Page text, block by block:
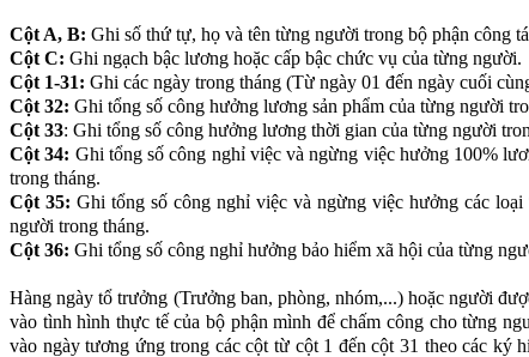
Cột A, B: Ghi số thứ tự, họ và tên từng người trong bộ phận công
Cột C: Ghi ngạch bậc lương hoặc cấp bậc chức vụ của từng người.
Cột 1-31: Ghi các ngày trong tháng (Từ ngày 01 đến ngày cuối
Cột 32: Ghi tổng số công hưởng lương sản phẩm của từng người
Cột 33: Ghi tổng số công hưởng lương thời gian của từng người
Cột 34: Ghi tổng số công nghỉ việc và ngừng việc hưởng 100%
trong tháng.
Cột 35: Ghi tổng số công nghỉ việc và ngừng việc hưởng các
người trong tháng.
Cột 36: Ghi tổng số công nghỉ hưởng bảo hiểm xã hội của từng
Hàng ngày tổ trưởng (Trưởng ban, phòng, nhóm,...) hoặc người
vào tình hình thực tế của bộ phận mình để chấm công cho từng
vào ngày tương ứng trong các cột từ cột 1 đến cột 31 theo các ký